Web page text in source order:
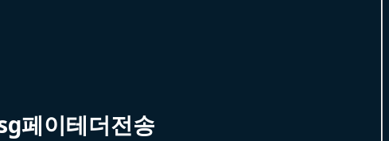
페이테더전송